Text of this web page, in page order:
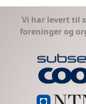
Vi har levert til
foreninger og